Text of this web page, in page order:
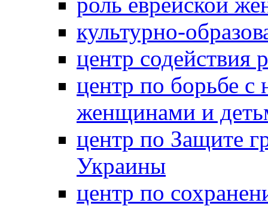
культурно-
центр содействия
центр по борьбе с
женщинами и
центр по Защите
Украины
центр по